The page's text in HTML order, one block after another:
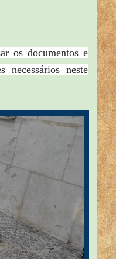
os documentos e
neste